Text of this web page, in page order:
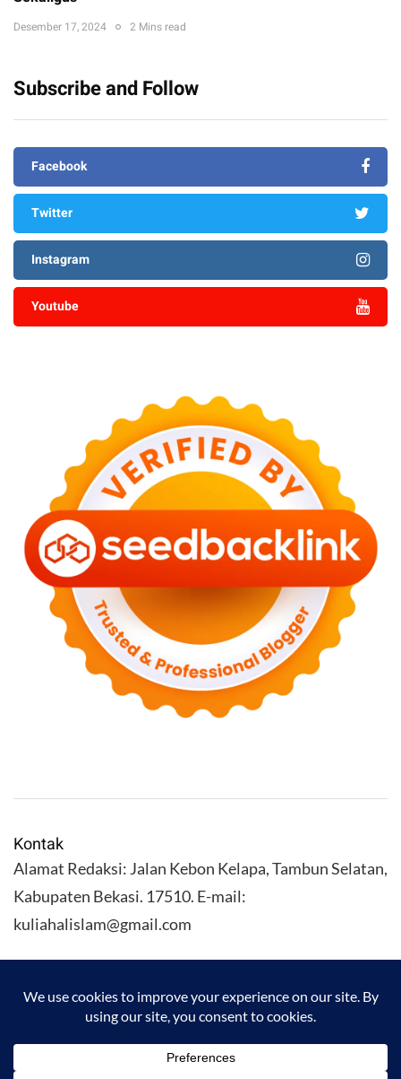
Desember 17, 2024 2 Mins read
Subscribe and Follow
Facebook
Twitter
Instagram
Youtube
Kontak
Alamat Redaksi: Jalan Kebon Kelapa, Tambun Selatan,
Kabupaten Bekasi. 17510. E-mail:
kuliahalislam@gmail.com
KULIAHALISLAM.COM Copyright (C) 2026